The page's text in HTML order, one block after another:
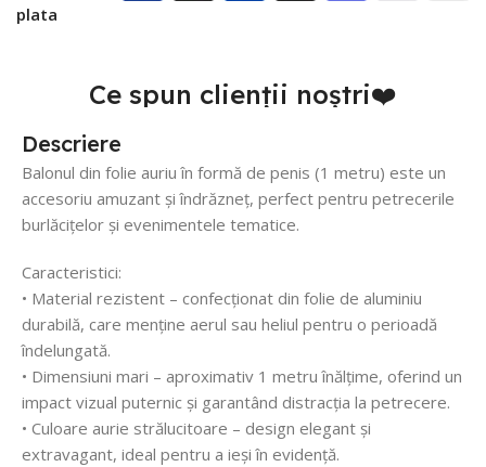
plata
Ce spun clienții noștri❤️
Descriere
Balonul din folie auriu în formă de penis (1 metru) este un
accesoriu amuzant și îndrăzneț, perfect pentru petrecerile
burlăcițelor și evenimentele tematice.
Caracteristici:
• Material rezistent – confecționat din folie de aluminiu
durabilă, care menține aerul sau heliul pentru o perioadă
îndelungată.
• Dimensiuni mari – aproximativ 1 metru înălțime, oferind un
impact vizual puternic și garantând distracția la petrecere.
• Culoare aurie strălucitoare – design elegant și
extravagant, ideal pentru a ieși în evidență.